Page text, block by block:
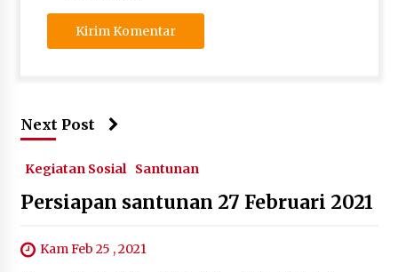
Next Post
Kegiatan Sosial Santunan
Persiapan santunan 27 Februari 2021
Kam Feb 25 , 2021